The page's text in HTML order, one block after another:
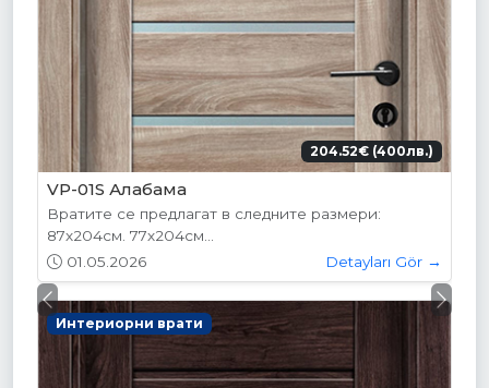
204.52€ (400лв.)
VP-01S Алабама
Вратите се предлагат в следните размери:
87х204см. 77х204см...
01.05.2026
Detayları Gör →
Интериорни врати
Previous Next